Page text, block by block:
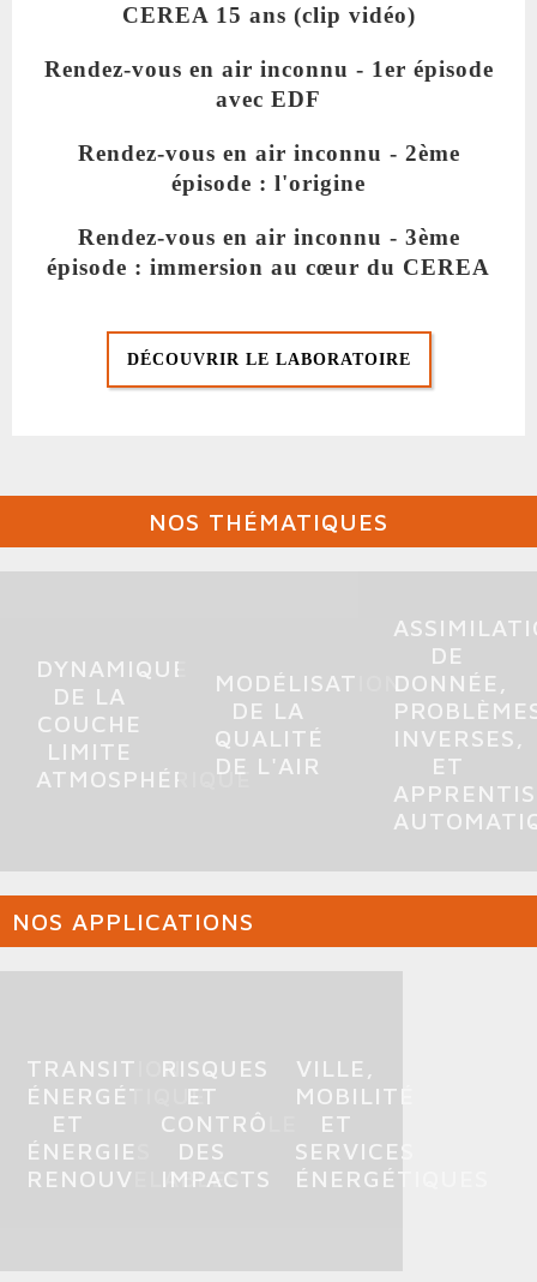
CEREA 15 ans (clip vidéo)
Rendez-vous en air inconnu - 1er épisode
avec EDF
Rendez-vous en air inconnu - 2ème
épisode : l'origine
Rendez-vous en air inconnu - 3ème
épisode : immersion au cœur du CEREA
DÉCOUVRIR LE LABORATOIRE
NOS THÉMATIQUES
DYNAMIQUE
DE LA
COUCHE
LIMITE
ATMOSPHÉRIQUE
MODÉLISATION
DE LA
QUALITÉ
DE L'AIR
DE
DONNÉE,
INVERSES,
ET
NOS APPLICATIONS
TRANSITION
ÉNERGÉTIQUE
ET
ÉNERGIES
RENOUVELABLES
RISQUES
ET
CONTRÔLE
DES
IMPACTS
VILLE,
MOBILITÉ
ET
SERVICES
ÉNERGÉTIQUES